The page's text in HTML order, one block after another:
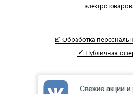
электротоваров.
🗹 Обработка
🗹 Публичная